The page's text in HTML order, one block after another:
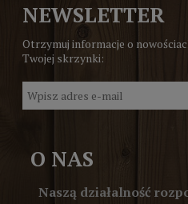
NEWSLETTER
Otrzymuj informacje o
Twojej skrzynki:
O NAS
Naszą działalność